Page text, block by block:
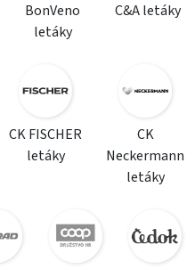
BonVeno
letáky
C&A letáky
CK FISCHER
letáky
CK
Neckermann
letáky